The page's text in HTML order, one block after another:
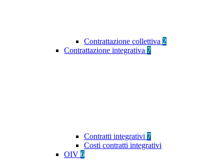
Contrattazione collettiva 2
Contrattazione integrativa 7
Contratti integrativi 7
Costi contratti integrativi
OIV 6